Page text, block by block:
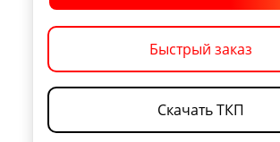
Быстрый заказ
Скачать ТКП